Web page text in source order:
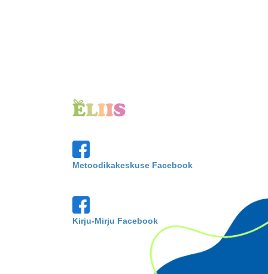
Metoodikakeskuse Facebook
Kirju-Mirju Facebook